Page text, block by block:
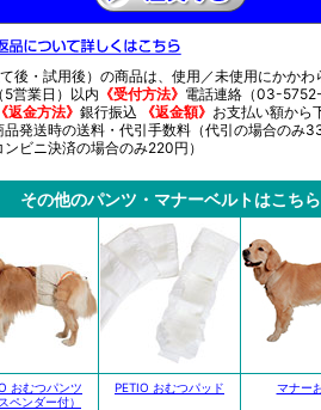
後・試用後）の商品は、使用／未使用にかかわ
営業日）以内 《受付方法》 電話連絡（03-
《返金方法》 銀行振込 《返金額》 お支払い額から
発送時の送料・代引手数料（代引の場合のみ
ビニ決済の場合のみ220円）
その他のパンツ・マナーベルトはこちら
おむつパンツ
ペンダー付）
PETIO おむつパッド マナー